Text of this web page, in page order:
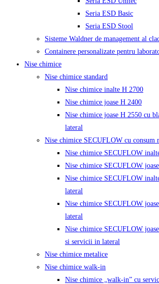
Seria ESD Basic
Seria ESD Stool
Sisteme Waldner de management al
Containere personalizate pentru
Nise chimice
Nise chimice standard
Nise chimice inalte H 2700
Nise chimice joase H 2400
Nise chimice joase H 2550 cu
lateral
Nise chimice SECUFLOW cu consum
Nise chimice SECUFLOW
Nise chimice SECUFLOW
Nise chimice SECUFLOW
lateral
Nise chimice SECUFLOW
lateral
Nise chimice SECUFLOW
si servicii in lateral
Nise chimice metalice
Nise chimice walk-in
Nise chimice „walk-in” cu